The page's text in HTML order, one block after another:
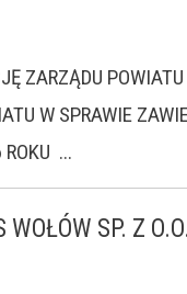
ZARZĄDU
W SPRAWIE
...
SP. Z O.O.